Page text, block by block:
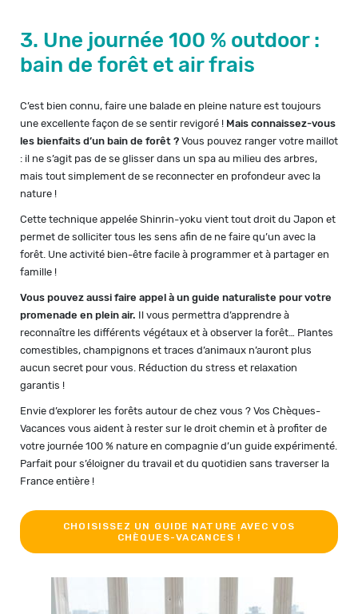
3. Une journée 100 % outdoor :
bain de forêt et air frais
C’est bien connu, faire une balade en pleine nature est toujours
une excellente façon de se sentir revigoré ! Mais connaissez-vous
les bienfaits d’un bain de forêt ?Vous pouvez ranger votre maillot
: il ne s’agit pas de se glisser dans un spa au milieu des arbres,
mais tout simplement de se reconnecter en profondeur avec la
nature !
Cette technique appelée Shinrin-yoku vient tout droit du Japon et
permet de solliciter tous les sens afin de ne faire qu’un avec la
forêt. Une activité bien-être facile à programmer et à partager en
famille !
Vous pouvez aussi faire appel à un guide naturaliste pour votre
promenade en plein air. Il vous permettra d’apprendre à
reconnaître les différents végétaux et à observer la forêt… Plantes
comestibles, champignons et traces d’animaux n’auront plus
aucun secret pour vous. Réduction du stress et relaxation
garantis !
Envie d’explorer les forêts autour de chez vous ? Vos Chèques-
Vacances vous aident à rester sur le droit chemin et à profiter de
votre journée 100 % nature en compagnie d’un guide expérimenté.
Parfait pour s’éloigner du travail et du quotidien sans traverser la
France entière !
CHOISISSEZ UN GUIDE NATURE AVEC VOS
CHÈQUES-VACANCES !